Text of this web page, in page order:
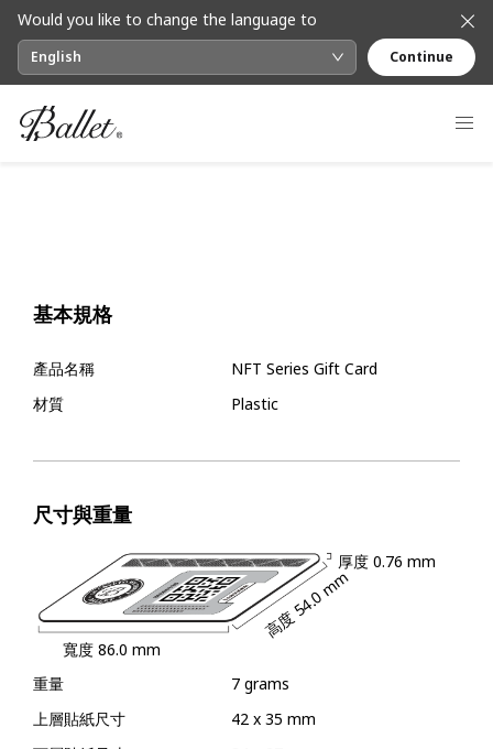
Would you like to change the language to
English Continue
基本規格
產品名稱
材質
NFT Series Gift Card
Plastic
尺寸與重量
寬度 86.0 mm
高度
54.0 mm
厚度0.76 mm
重量
上層貼紙尺寸
7 grams
42 x 35 mm